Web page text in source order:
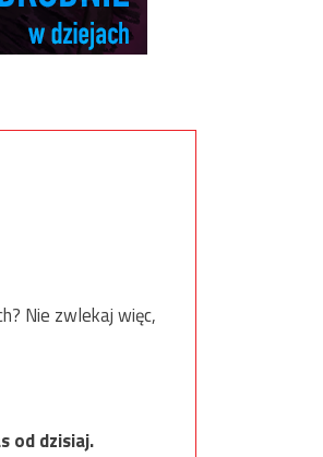
Nie zwlekaj więc,
od dzisiaj.